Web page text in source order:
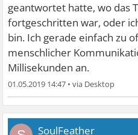
geantwortet hatte, wo das
fortgeschritten war, oder
bin. Ich gerade einfach zu
menschlicher
Millisekunden an.
01.05.2019 14:47 •
SoulFeather